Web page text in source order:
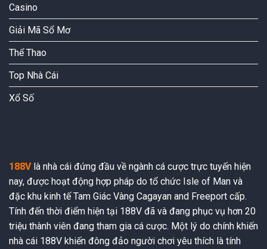
Casino
Giải Mã Sổ Mơ
Thể Thao
Top Nhà Cái
Xổ Số
188Vlà nhà cái đứng đầu về ngành cá cược trực tuyến hiện
nay, được hoạt động hợp pháp do tổ chức Isle of Man và
đặc khu kinh tế Tam Giác Vàng Cagayan and Freeport cấp.
Tính đến thời điểm hiện tại 188V đã và đang phục vụ hơn 20
triệu thành viên đang tham gia cá cược. Một lý do chính khiến
nhà cái 188V khiến đông đảo người chơi yêu thích là tính